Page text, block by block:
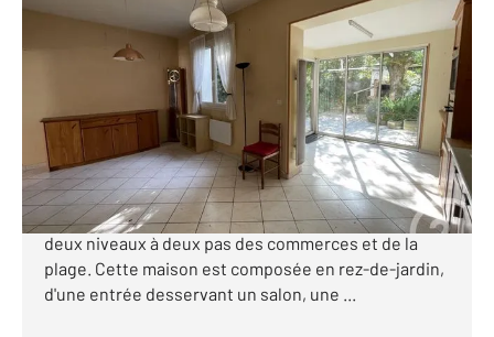
ROYAN 17
2, 4 pièces
Ref : 8980
Maison à vendre
399 000 €
ROYAN - FONCILLON - 300 M PLAGE - Century 21
Grand Large vous présente une maison de ville sur
deux niveaux à deux pas des commerces et de la
plage. Cette maison est composée en rez-de-jardin,
d'une entrée desservant un salon, une ...